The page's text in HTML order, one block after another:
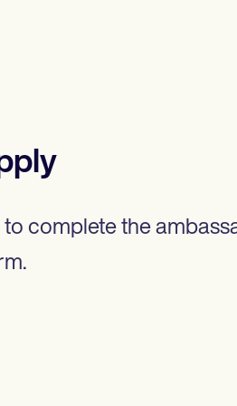
to complete the